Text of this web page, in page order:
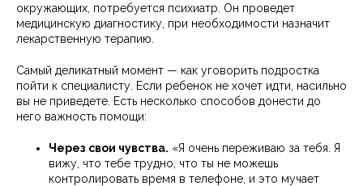
окружающих, потребуется психиатр. Он проведет
медицинскую диагностику, при необходимости назначит
лекарственную терапию.
Самый деликатный момент — как уговорить подростка
пойти к специалисту. Если ребенок не хочет идти, насильно
вы не приведете. Есть несколько способов донести до
него важность помощи:
Через свои чувства. «Я очень переживаю за тебя. Я
вижу, что тебе трудно, что ты не можешь
контролировать время в телефоне, и это мучает